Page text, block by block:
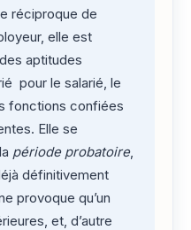
réciproque de
elle est
aptitudes
pour le salarié, le
fonctions confiées
Elle se
période probatoire,
définitivement
provoque qu’un
et, d’autre